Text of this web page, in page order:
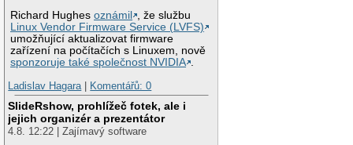
Richard Hughesoznámil
, že službu
Linux Vendor Firmware Service (LVFS)
umožňující aktualizovat firmware
zařízení na počítačích s Linuxem, nově
sponzoruje také společnost NVIDIA .
Ladislav Hagara | Komentářů: 0
SlideRshow, prohlížeč fotek, ale i
jejich organizér a prezentátor
4.8. 12:22 | Zajímavý software